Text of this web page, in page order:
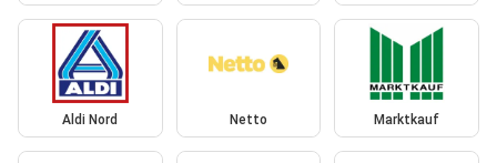
Aldi Nord Netto Marktkauf